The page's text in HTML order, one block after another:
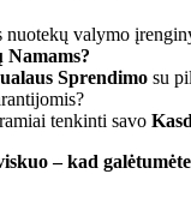
nuotekų valymo
Namams?
Sprendimo su
tenkinti savo
– kad